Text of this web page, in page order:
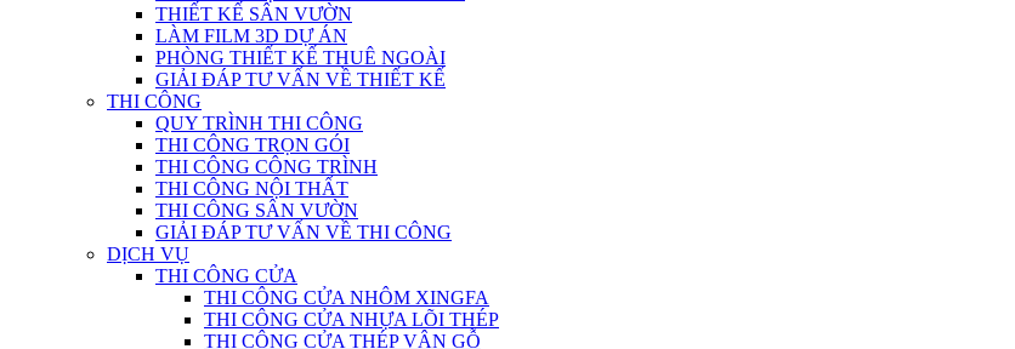
THIẾT KẾ SÂN VƯỜN
LÀM FILM 3D DỰ ÁN
PHÒNG THIẾT KẾ THUÊ NGOÀI
GIẢI ĐÁP TƯ VẤN VỀ THIẾT KẾ
THI CÔNG
QUY TRÌNH THI CÔNG
THI CÔNG TRỌN GÓI
THI CÔNG CÔNG TRÌNH
THI CÔNG NỘI THẤT
THI CÔNG SÂN VƯỜN
GIẢI ĐÁP TƯ VẤN VỀ THI CÔNG
DỊCH VỤ
THI CÔNG CỬA
THI CÔNG CỬA NHÔM XINGFA
THI CÔNG CỬA NHỰA LÕI THÉP
THI CÔNG CỬA THÉP VÂN GỖ